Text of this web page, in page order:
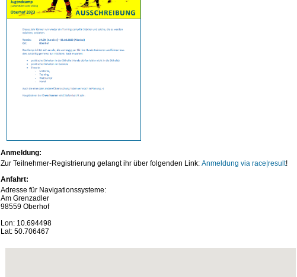
Anmeldung:
Zur Teilnehmer-Registrierung gelangt ihr über folgenden Link: Anmeldung via race|result!
Anfahrt:
Adresse für Navigationssysteme:
Am Grenzadler
98559 Oberhof
Lon: 10.694498
Lat: 50.706467